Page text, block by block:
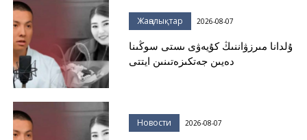
Жаңалықтар 2026-08-07
ۇلدانا مىرزۋاننىڭ كۇيەۋى ىستى سوڭىنا
دەيىن جەتكىزەتىنىن ايتتى
Новости 2026-08-07